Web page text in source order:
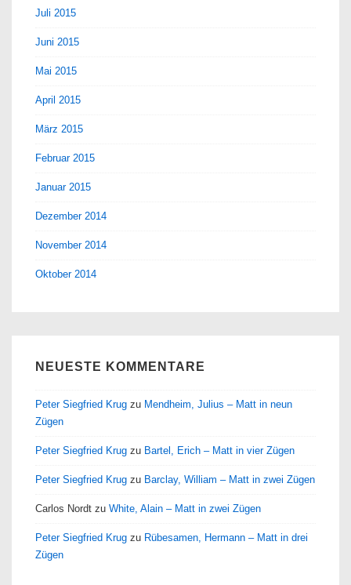
Juli 2015
Juni 2015
Mai 2015
April 2015
März 2015
Februar 2015
Januar 2015
Dezember 2014
November 2014
Oktober 2014
NEUESTE KOMMENTARE
Peter Siegfried Krug zu Mendheim, Julius – Matt in neun
Zügen
Peter Siegfried Krug zu Bartel, Erich – Matt in vier Zügen
Peter Siegfried Krug zu Barclay, William – Matt in zwei Zügen
Carlos Nordt zu White, Alain – Matt in zwei Zügen
Peter Siegfried Krug zu Rübesamen, Hermann – Matt in drei
Zügen